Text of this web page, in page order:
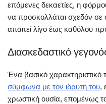
επόμενες δεκαετίες, η
να προσκολλάται σχεδόν σε
απαιτεί λίγο έως καθόλου
Διασκεδαστικό
Ένα βασικό χαρακτηριστικό
σύμφωνα με τον ιδρυτή του,
χρωστική ουσία, επομένως